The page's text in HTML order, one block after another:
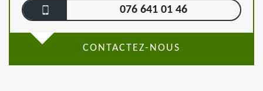
076 641 01 46
CONTACTEZ-NOUS